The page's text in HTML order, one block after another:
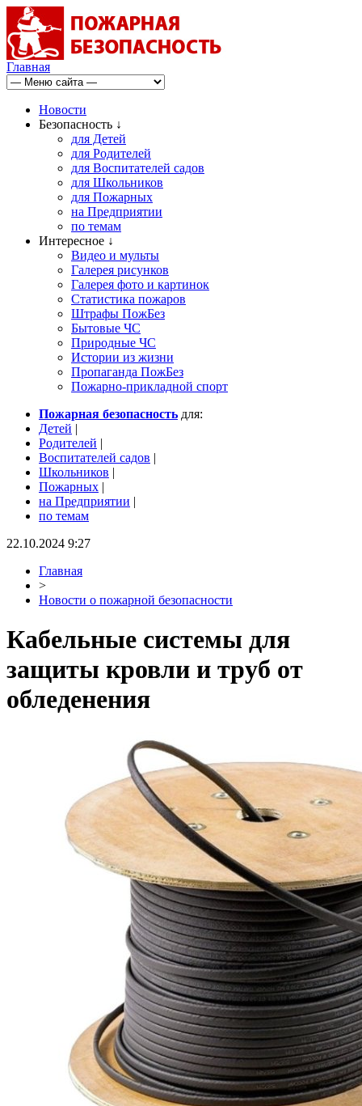
Главная
Новости
Безопасность ↓
для Детей
для Родителей
для Воспитателей садов
для Школьников
для Пожарных
на Предприятии
по темам
Интересное ↓
Видео и мульты
Галерея рисунков
Галерея фото и картинок
Статистика пожаров
Штрафы ПожБез
Бытовые ЧС
Природные ЧС
Истории из жизни
Пропаганда ПожБез
Пожарно-прикладной спорт
Пожарная безопасность для:
Детей |
Родителей |
Воспитателей садов |
Школьников |
Пожарных |
на Предприятии |
по темам
22.10.2024 9:27
Главная
>
Новости о пожарной безопасности
Кабельные системы для
защиты кровли и труб от
обледенения